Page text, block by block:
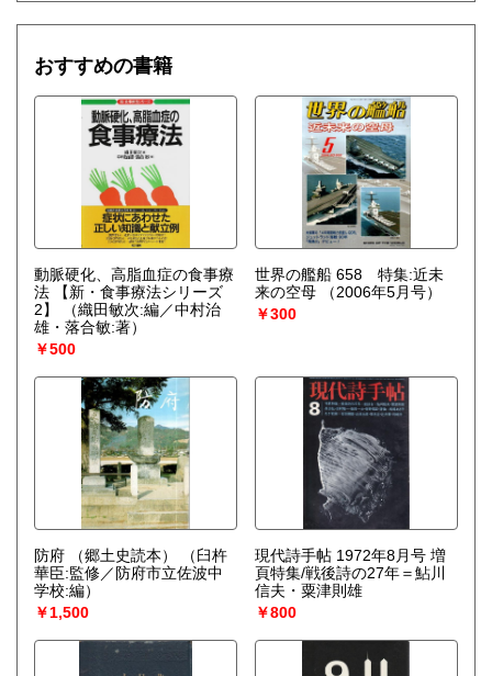
おすすめの書籍
動脈硬化、高脂血症の食事療
法 【新・食事療法シリーズ
2】
（織田敏次:編／中村治
雄・落合敏:著）
￥500
世界の艦船 658 特集:近未
来の空母 （2006年5月号）
￥300
防府 （郷土史読本）
（臼杵
華臣:監修／防府市立佐波中
学校:編）
￥1,500
現代詩手帖 1972年8月号 増
頁特集/戦後詩の27年＝鮎川
信夫・粟津則雄
￥800